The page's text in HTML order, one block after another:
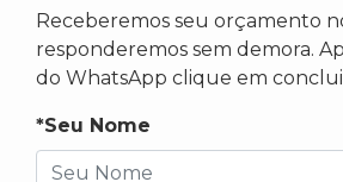
Receberemos seu orçamento
responderemos sem demora.
do WhatsApp clique em
*Seu Nome